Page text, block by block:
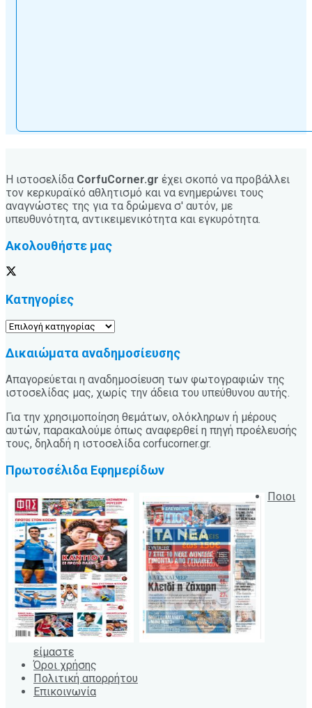
Η ιστοσελίδα CorfuCorner.gr έχει σκοπό να προβάλλει
τον κερκυραϊκό αθλητισμό και να ενημερώνει τους
αναγνώστες της για τα δρώμενα σ' αυτόν, με
υπευθυνότητα, αντικειμενικότητα και εγκυρότητα.
Ακολουθήστε μας
Κατηγορίες
Κατηγορίες
Δικαιώματα αναδημοσίευσης
Απαγορεύεται η αναδημοσίευση των φωτογραφιών της
ιστοσελίδας μας, χωρίς την άδεια του υπεύθυνου αυτής.
Για την χρησιμοποίηση θεμάτων, ολόκληρων ή μέρους
αυτών, παρακαλούμε όπως αναφερθεί η πηγή προέλευσής
τους, δηλαδή η ιστοσελίδα corfucorner.gr.
Πρωτοσέλιδα Εφημερίδων
Ποιοι
είμαστε
Όροι χρήσης
Πολιτική απορρήτου
Επικοινωνία